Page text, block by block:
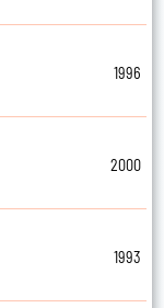
1996
2000
1993